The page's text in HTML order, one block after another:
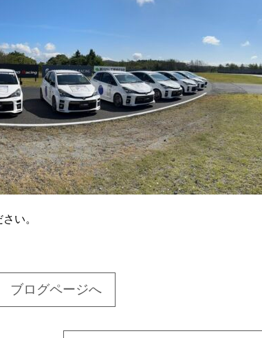
い。
ブログページへ